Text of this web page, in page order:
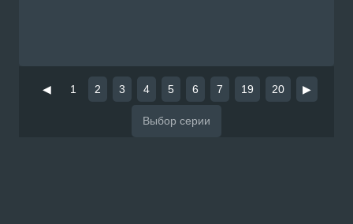
◀ 1 2 3 4 5 6 7 19 20 ▶